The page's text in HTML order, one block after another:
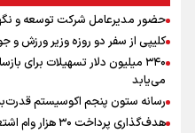
سیدمناف هاشمی در مراسم انجمن
رسانه به ویژه ورزشی نویسان هستیم
فوران یک آتشفشان قدرتمند در
سیمئونه درهای انتقال آلوارز به
حضور مدیرعامل شرکت توسعه و
حضور مدیرعامل شرکت توسعه و
کلیپی از سفر دو روزه وزیر ورزش و
۳۴۰ میلیون دلار تسهیلات
می‌یابد
رسانه ستون پنجم اکوسیستم
هدف‌گذاری پرداخت ۳۰ هزار وام اشتغال تا پایان سال